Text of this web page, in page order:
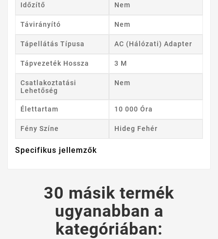
Időzítő Nem
Távirányító Nem
Tápellátás Típusa AC (hálózati) Adapter
Tápvezeték Hossza 3 M
Csatlakoztatási
Lehetőség
Nem
Élettartam 10 000 Óra
Fény Színe Hideg Fehér
Specifikus jellemzők
30 másik termék
ugyanabban a
kategóriában: